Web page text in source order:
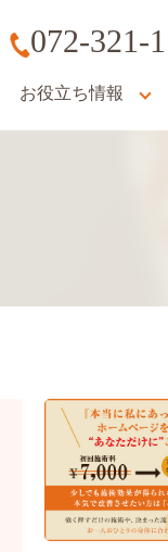
072-321-
お役立ち情報